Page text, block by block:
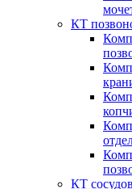
КТ
КТ